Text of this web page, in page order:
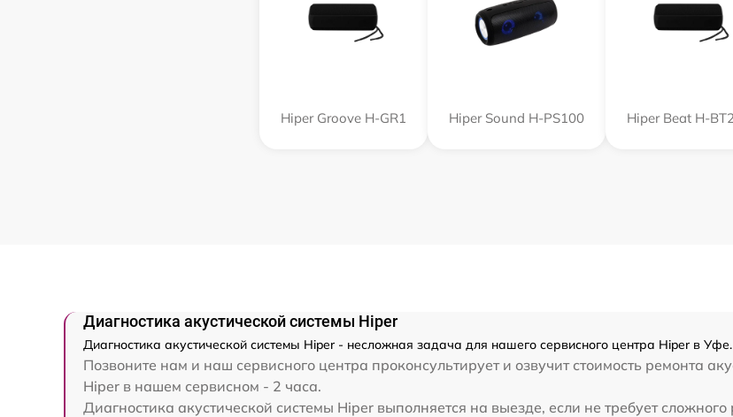
Hiper Groove H-GR1 Hiper Sound H-PS100 Hiper Beat H-
Диагностика акустической системы Hiper
Диагностика акустической системы Hiper - несложная задача для нашего сервисного центра Hiper в
Позвоните нам и наш сервисного центра проконсультирует и озвучит стоимость ремонта
Hiper в нашем сервисном - 2 часа.
Диагностика акустической системы Hiper выполняется на выезде, если не требует